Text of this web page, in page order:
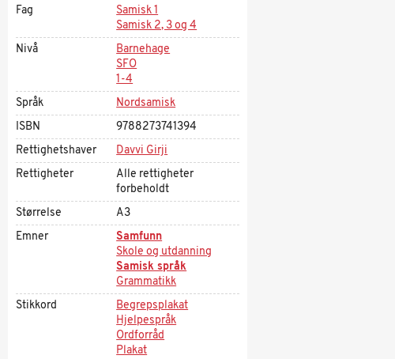
Fag
Samisk 1
Samisk 2, 3 og 4
Nivå
Barnehage
SFO
1-4
Språk
Nordsamisk
ISBN
9788273741394
Rettighetshaver
Davvi Girji
Rettigheter
Alle rettigheter
forbeholdt
Størrelse
A3
Emner
Samfunn
Skole og utdanning
Samisk språk
Grammatikk
Stikkord
Begrepsplakat
Hjelpespråk
Ordforråd
Plakat